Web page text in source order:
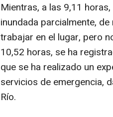
Mientras, a las 9,11
inundada parcialmente,
trabajar en el lugar, pero
10,52 horas, se ha
que se ha realizado un
servicios de emergencia,
Río.